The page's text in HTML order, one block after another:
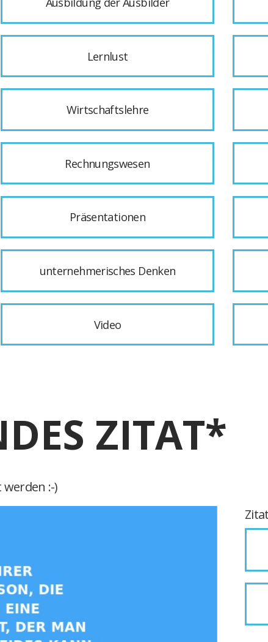
Lernlust
Wirtschaftslehre
Rechnungswesen
Präsentationen
unternehmerisches Denken
Video
ZITAT*
:-)